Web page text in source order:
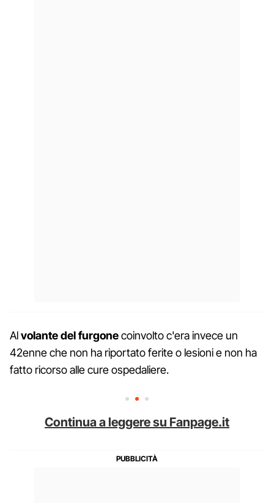
Alvolante del furgonecoinvolto c'era invece un
42enne che non ha riportato ferite o lesioni e non ha
fatto ricorso alle cure ospedaliere.
Continua a leggere su Fanpage.it